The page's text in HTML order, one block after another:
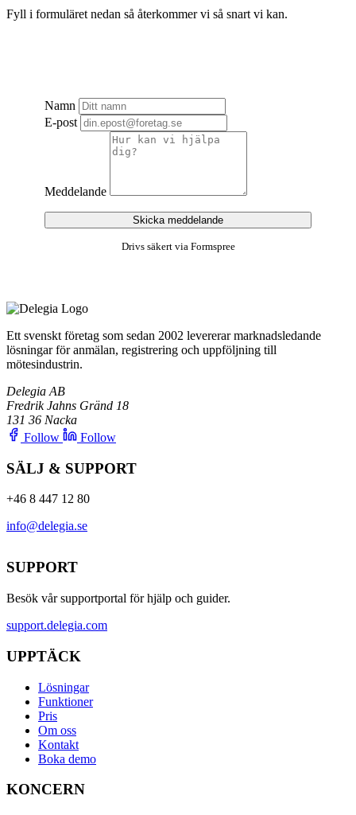
Fyll i formuläret nedan så återkommer vi så snart vi kan.
Namn
E-post
Meddelande
Skicka meddelande
Drivs säkert via Formspree
Ett svenskt företag som sedan 2002 levererar marknadsledande
lösningar för anmälan, registrering och uppföljning till
mötesindustrin.
Delegia AB
Fredrik Jahns Gränd 18
131 36 Nacka
Follow
Follow
SÄLJ & SUPPORT
+46 8 447 12 80
info@delegia.se
SUPPORT
Besök vår supportportal för hjälp och guider.
support.delegia.com
UPPTÄCK
Lösningar
Funktioner
Pris
Om oss
Kontakt
Boka demo
KONCERN